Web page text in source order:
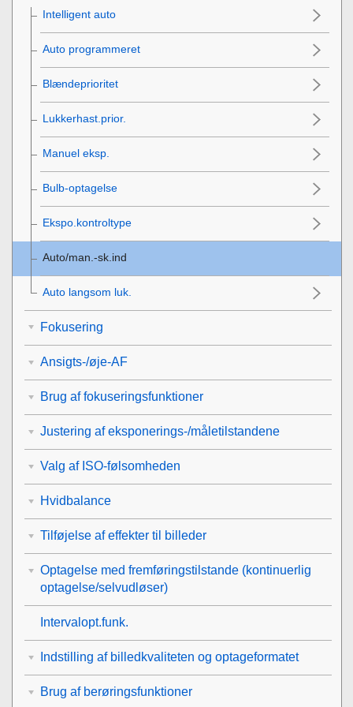
Intelligent auto
Auto programmeret
Blændeprioritet
Lukkerhast.prior.
Manuel eksp.
Bulb-optagelse
Ekspo.kontroltype
Auto/man.-sk.ind
Auto langsom luk.
Fokusering
Ansigts-/øje-AF
Brug af fokuseringsfunktioner
Justering af eksponerings-/måletilstandene
Valg af ISO-følsomheden
Hvidbalance
Tilføjelse af effekter til billeder
Optagelse med fremføringstilstande (kontinuerlig
optagelse/selvudløser)
Intervalopt.funk.
Indstilling af billedkvaliteten og optageformatet
Brug af berøringsfunktioner